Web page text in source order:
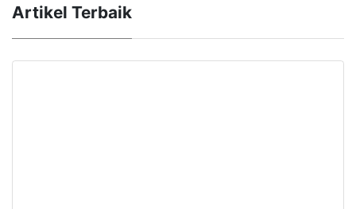
Artikel Terbaik